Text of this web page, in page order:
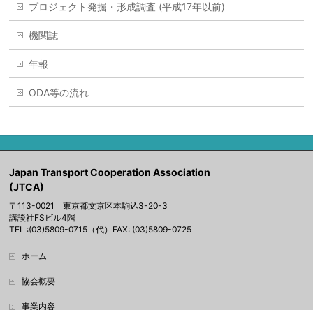
プロジェクト発掘・形成調査 (平成17年以前)
機関誌
年報
ODA等の流れ
Japan Transport Cooperation Association
(JTCA)
〒113-0021 東京都文京区本駒込3-20-3
講談社FSビル4階
TEL :(03)5809-0715（代）FAX: (03)5809-0725
ホーム
協会概要
事業内容